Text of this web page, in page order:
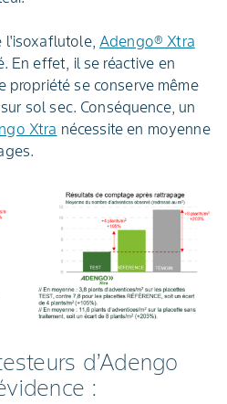
l'isoxaflutole, Adengo® Xtra
En effet, il se réactive en
propriété se conserve même
sol sec. Conséquence, un
Xtra nécessite en moyenne
d’Adengo
: